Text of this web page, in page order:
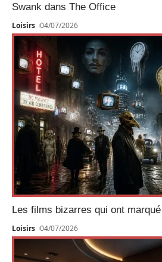
Swank dans The Office
Loisirs 04/07/2026
Les films bizarres qui ont
Loisirs 04/07/2026